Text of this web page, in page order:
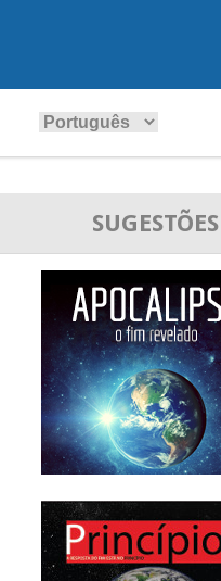
SUGESTÕES